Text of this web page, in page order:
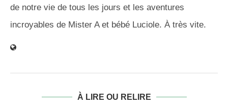
de notre vie de tous les jours et les aventures
incroyables de Mister A et bébé Luciole. À très vite.
À LIRE OU RELIRE